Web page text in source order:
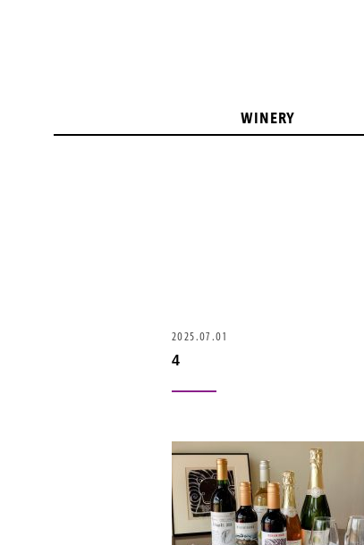
WINERY
2025.07.01
4